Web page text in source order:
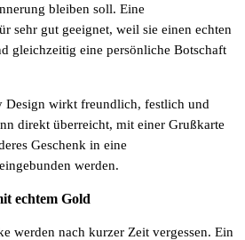
bleiben soll. Eine
sehr gut geeignet, weil sie einen echten
gleichzeitig eine persönliche Botschaft
Design wirkt freundlich, festlich und
direkt überreicht, mit einer Grußkarte
Geschenk in eine
werden.
echtem Gold
werden nach kurzer Zeit vergessen. Ein